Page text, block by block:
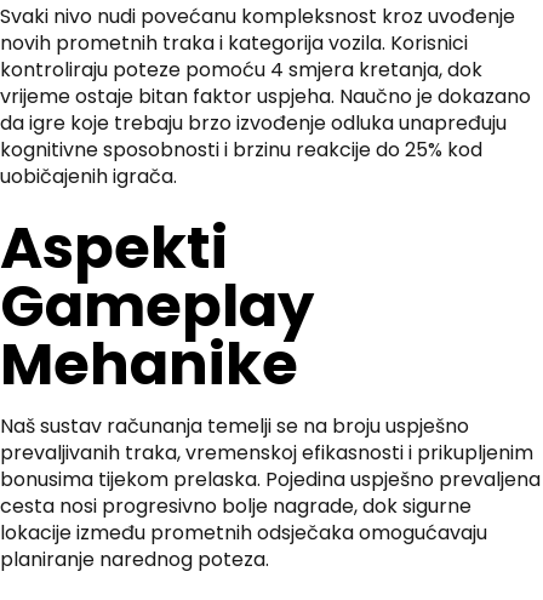
Svaki nivo nudi povećanu kompleksnost kroz uvođenje
novih prometnih traka i kategorija vozila. Korisnici
kontroliraju poteze pomoću 4 smjera kretanja, dok
vrijeme ostaje bitan faktor uspjeha. Naučno je dokazano
da igre koje trebaju brzo izvođenje odluka unapređuju
kognitivne sposobnosti i brzinu reakcije do 25% kod
uobičajenih igrača.
Aspekti
Gameplay
Mehanike
Naš sustav računanja temelji se na broju uspješno
prevaljivanih traka, vremenskoj efikasnosti i prikupljenim
bonusima tijekom prelaska. Pojedina uspješno prevaljena
cesta nosi progresivno bolje nagrade, dok sigurne
lokacije između prometnih odsječaka omogućavaju
planiranje narednog poteza.